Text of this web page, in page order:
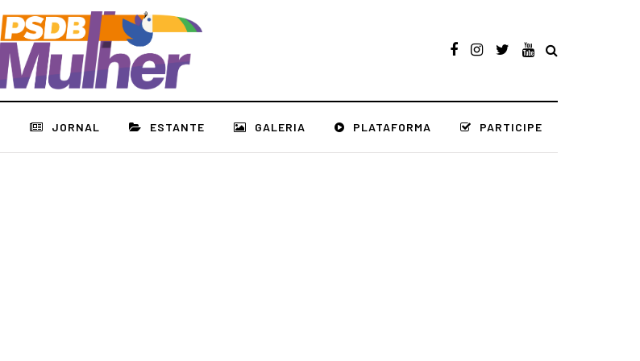
JORNAL ESTANTE GALERIA PLATAFORMA PARTICIPE